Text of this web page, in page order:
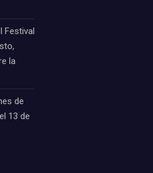
Festival
la
de
13 de